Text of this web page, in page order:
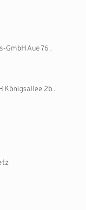
GmbH Aue 76 .
Königsallee 2b .